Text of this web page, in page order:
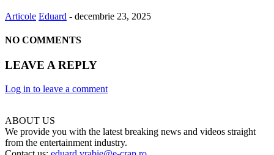
Articole Eduard - decembrie 23, 2025
NO COMMENTS
LEAVE A REPLY
Log in to leave a comment
ABOUT US
We provide you with the latest breaking news and videos straight
from the entertainment industry.